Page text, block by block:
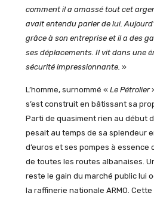
comment il a amassé tout cet
avait entendu parler de lui.
grâce à son entreprise et il a des
ses déplacements. Il vit dans une
sécurité impressionnante. »
L’homme, surnommé « Le Pétrolier
s’est construit en bâtissant sa
Parti de quasiment rien au début
pesait au temps de sa splendeur
d’euros et ses pompes à
de toutes les routes albanaises.
reste le gain du marché public lui
la raffinerie nationale ARMO.